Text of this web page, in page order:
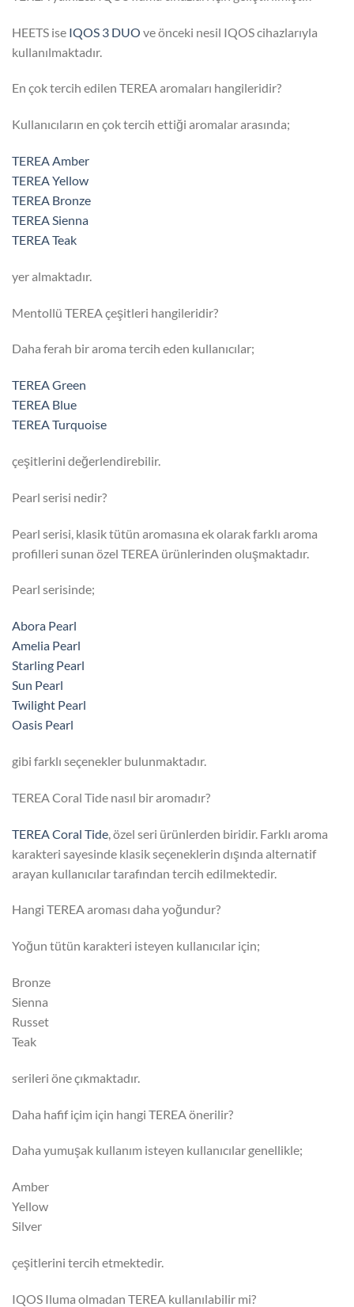
HEETS ise IQOS 3 DUO ve önceki nesil IQOS cihazlarıyla
kullanılmaktadır.
En çok tercih edilen TEREA aromaları hangileridir?
Kullanıcıların en çok tercih ettiği aromalar arasında;
TEREA Amber
TEREA Yellow
TEREA Bronze
TEREA Sienna
TEREA Teak
yer almaktadır.
Mentollü TEREA çeşitleri hangileridir?
Daha ferah bir aroma tercih eden kullanıcılar;
TEREA Green
TEREA Blue
TEREA Turquoise
çeşitlerini değerlendirebilir.
Pearl serisi nedir?
Pearl serisi, klasik tütün aromasına ek olarak farklı aroma
profilleri sunan özel TEREA ürünlerinden oluşmaktadır.
Pearl serisinde;
Abora Pearl
Amelia Pearl
Starling Pearl
Sun Pearl
Twilight Pearl
Oasis Pearl
gibi farklı seçenekler bulunmaktadır.
TEREA Coral Tide nasıl bir aromadır?
TEREA Coral Tide , özel seri ürünlerden biridir. Farklı aroma
karakteri sayesinde klasik seçeneklerin dışında alternatif
arayan kullanıcılar tarafından tercih edilmektedir.
Hangi TEREA aroması daha yoğundur?
Yoğun tütün karakteri isteyen kullanıcılar için;
Bronze
Sienna
Russet
Teak
serileri öne çıkmaktadır.
Daha hafif içim için hangi TEREA önerilir?
Daha yumuşak kullanım isteyen kullanıcılar genellikle;
Amber
Yellow
Silver
çeşitlerini tercih etmektedir.
IQOS Iluma olmadan TEREA kullanılabilir mi?